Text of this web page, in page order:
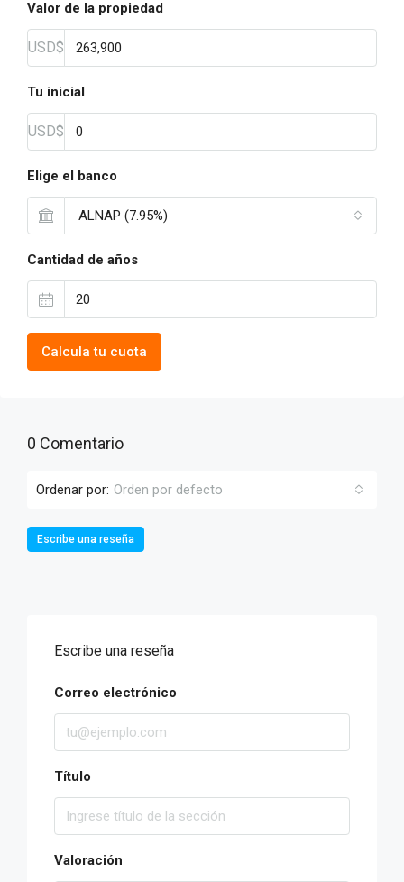
Valor de la propiedad
USD$
Tu inicial
USD$
Elige el banco
ALNAP (7.95%)
Cantidad de años
Calcula tu cuota
0 Comentario
Ordenar por: Orden por defecto
Escribe una reseña
Escribe una reseña
Correo electrónico
Título
Valoración